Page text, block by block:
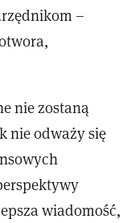
–
nie zostaną
nie odważy się
wiadomość,